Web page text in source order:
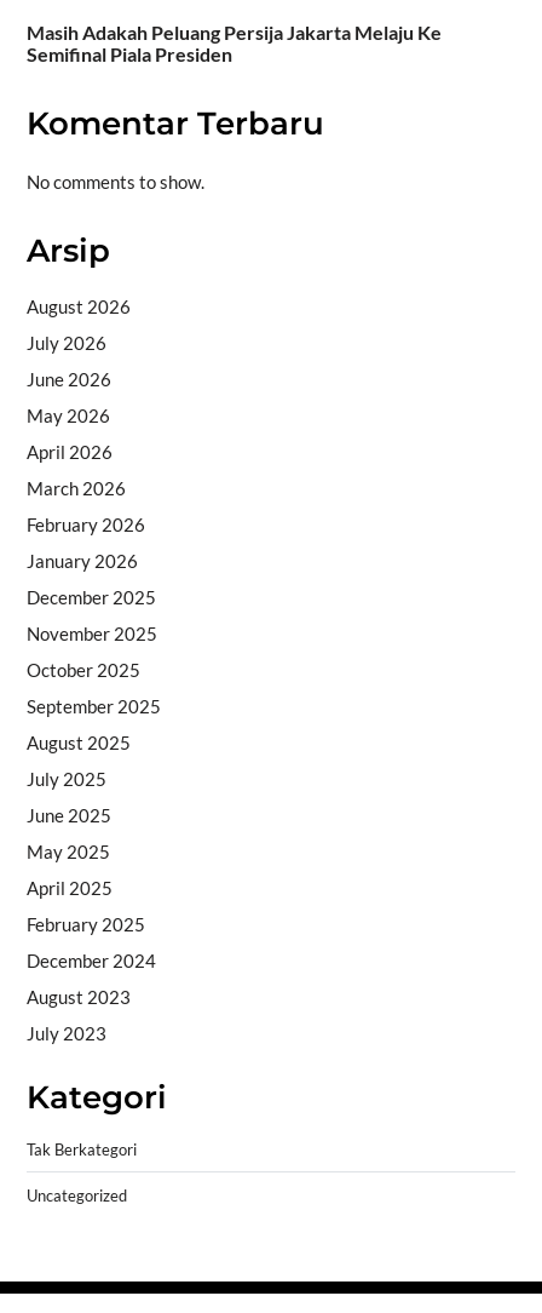
Masih Adakah Peluang Persija Jakarta Melaju Ke
Semifinal Piala Presiden
Komentar Terbaru
No comments to show.
Arsip
August 2026
July 2026
June 2026
May 2026
April 2026
March 2026
February 2026
January 2026
December 2025
November 2025
October 2025
September 2025
August 2025
July 2025
June 2025
May 2025
April 2025
February 2025
December 2024
August 2023
July 2023
Kategori
Tak Berkategori
Uncategorized